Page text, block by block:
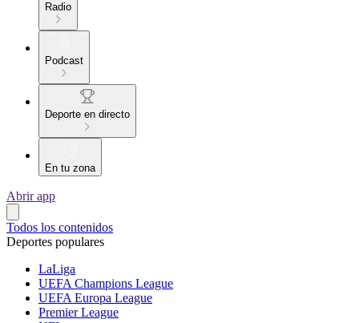
Radio
Podcast
Deporte en directo
En tu zona
Abrir app
Todos los contenidos
Deportes populares
LaLiga
UEFA Champions League
UEFA Europa League
Premier League